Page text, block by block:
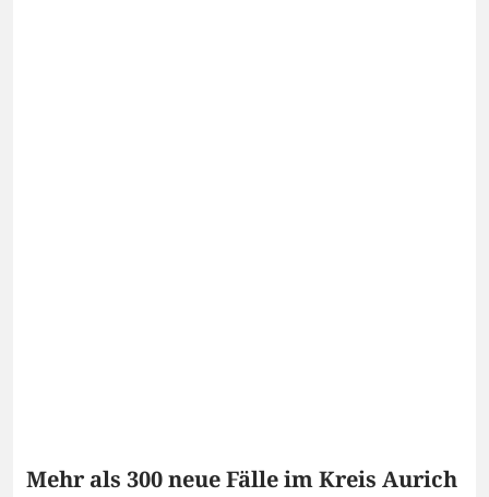
Mehr als 300 neue Fälle im Kreis Aurich